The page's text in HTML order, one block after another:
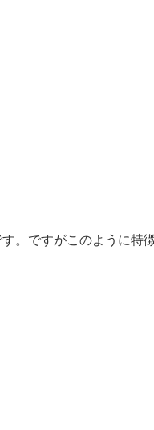
。ですがこのように特